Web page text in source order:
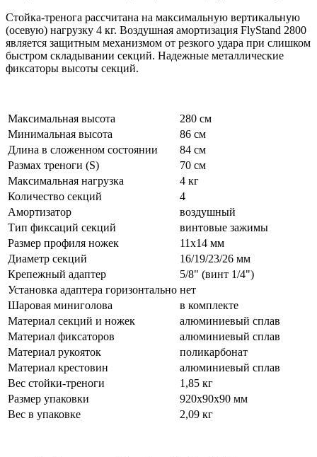
Стойка-тренога рассчитана на максимальную вертикальную
(осевую) нагрузку 4 кг. Воздушная амортизация FlyStand 2800
является защитным механизмом от резкого удара при слишком
быстром складывании секций. Надежные металлические
фиксаторы высоты секций.
Максимальная высота
280 см
Минимальная высота
86 см
Длина в сложенном состоянии
84 см
Размах треноги (S)
70 см
Максимальная нагрузка
4 кг
Количество секций
4
Амортизатор
воздушный
Тип фиксаций секций
винтовые зажимы
Размер профиля ножек
11х14 мм
Диаметр секций
16/19/23/26 мм
Крепежный адаптер
5/8" (винт 1/4")
Установка адаптера горизонтально нет
Шаровая миниголова
в комплекте
Материал секций и ножек
алюминиевый сплав
Материал фиксаторов
алюминиевый сплав
Материал рукояток
поликарбонат
Материал крестовин
алюминиевый сплав
Вес стойки-треноги
1,85 кг
Размер упаковки
920х90х90 мм
Вес в упаковке
2,09 кг